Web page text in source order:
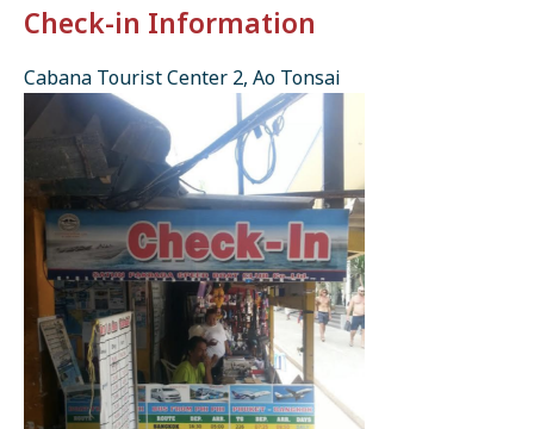
Check-in Information
Cabana Tourist Center 2, Ao Tonsai